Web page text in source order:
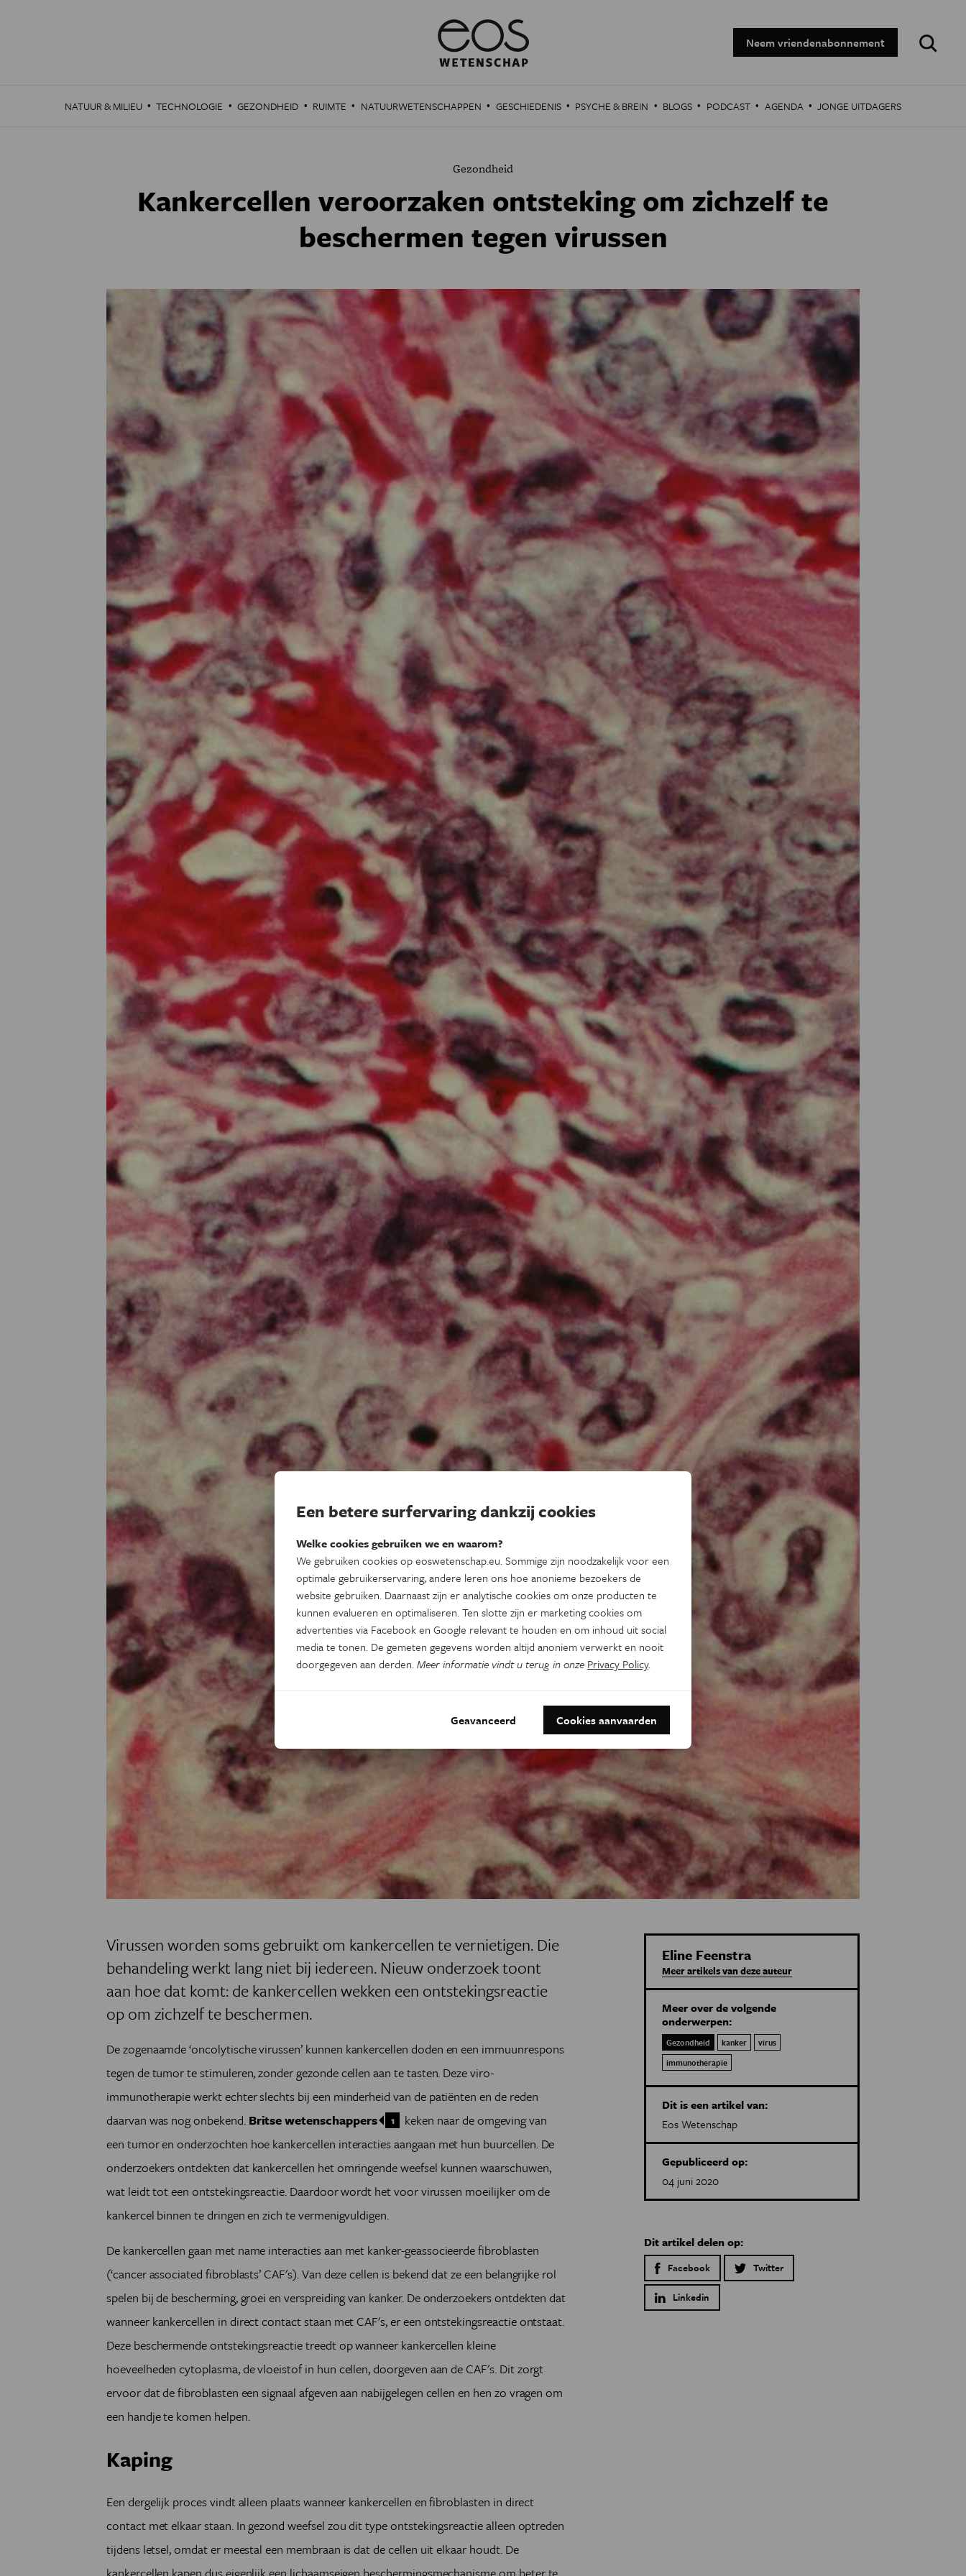
Neem vriendenabonnement
Zoeken:
NATUUR & MILIEU · TECHNOLOGIE · GEZONDHEID · RUIMTE · NATUURWETENSCHAPPEN · GESCHIEDENIS · PSYCHE & BREIN · BLOGS · PODCAST · AGENDA · JONGE UITDAGERS
Gezondheid
Kankercellen veroorzaken ontsteking om zichzelf te
beschermen tegen virussen
Virussen worden soms gebruikt om kankercellen te vernietigen. Die
behandeling werkt lang niet bij iedereen. Nieuw onderzoek toont
aan hoe dat komt: de kankercellen wekken een ontstekingsreactie
op om zichzelf te beschermen.
De zogenaamde ‘oncolytische virussen’ kunnen kankercellen doden en een immuunrespons
tegen de tumor te stimuleren, zonder gezonde cellen aan te tasten. Deze viro-
immunotherapie werkt echter slechts bij een minderheid van de patiënten en de reden
daarvan was nog onbekend. Britse wetenschappers 1
keken naar de omgeving van
een tumor en onderzochten hoe kankercellen interacties aangaan met hun buurcellen. De
onderzoekers ontdekten dat kankercellen het omringende weefsel kunnen waarschuwen,
wat leidt tot een ontstekingsreactie. Daardoor wordt het voor virussen moeilijker om de
kankercel binnen te dringen en zich te vermenigvuldigen.
De kankercellen gaan met name interacties aan met kanker-geassocieerde fibroblasten
(‘cancer associated fibroblasts’ CAF's). Van deze cellen is bekend dat ze een belangrijke rol
spelen bij de bescherming, groei en verspreiding van kanker. De onderzoekers ontdekten dat
wanneer kankercellen in direct contact staan met CAF's, er een ontstekingsreactie ontstaat.
Deze beschermende ontstekingsreactie treedt op wanneer kankercellen kleine
hoeveelheden cytoplasma, de vloeistof in hun cellen, doorgeven aan de CAF's. Dit zorgt
ervoor dat de fibroblasten een signaal afgeven aan nabijgelegen cellen en hen zo vragen om
een handje te komen helpen.
Kaping
Een dergelijk proces vindt alleen plaats wanneer kankercellen en fibroblasten in direct
contact met elkaar staan. In gezond weefsel zou dit type ontstekingsreactie alleen optreden
tijdens letsel, omdat er meestal een membraan is dat de cellen uit elkaar houdt. De
Eline Feenstra
Meer artikels van deze auteur
Meer over de volgende
onderwerpen:
Gezondheid kanker
virus
immunotherapie
Dit is een artikel van:
Eos Wetenschap
Gepubliceerd op:
04 juni 2020
Dit artikel delen op:
Facebook Twitter
Linkedin
Een betere surfervaring dankzij cookies
Welke cookies gebruiken we en waarom?
We gebruiken cookies op eoswetenschap.eu. Sommige zijn noodzakelijk voor een
optimale gebruikerservaring, andere leren ons hoe anonieme bezoekers de
website gebruiken. Daarnaast zijn er analytische cookies om onze producten te
kunnen evalueren en optimaliseren. Ten slotte zijn er marketing cookies om
advertenties via Facebook en Google relevant te houden en om inhoud uit social
media te tonen. De gemeten gegevens worden altijd anoniem verwerkt en nooit
doorgegeven aan derden.Meer informatie vindt u terug in onze Privacy Policy.
Geavanceerd Cookies aanvaarden